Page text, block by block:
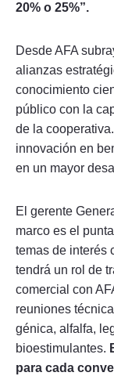
20% o 25%”.
Desde AFA
alianzas
conocimiento
público con la
de la
innovación en
en un mayor
El gerente
marco es el
temas de interés
tendrá un rol de
comercial con
reuniones
génica, alfalfa,
bioestimulantes.
para cada